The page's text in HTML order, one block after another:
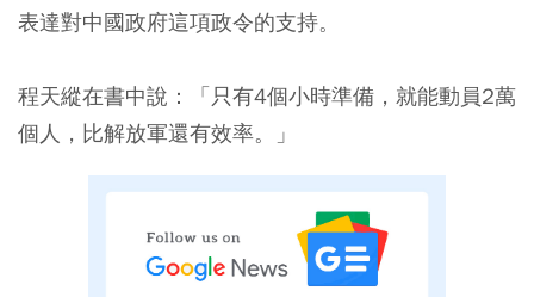
表達對中國政府這項政令的支持。
程天縱在書中說：「只有4個小時準備，就能動員2萬
個人，比解放軍還有效率。」